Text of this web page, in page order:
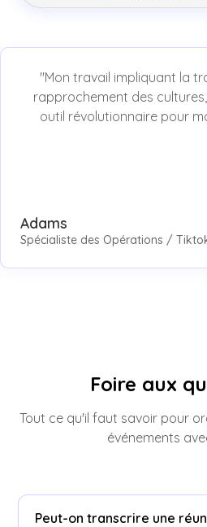
"Mon travail impliquant la
rapprochement des
outil révolutionnaire pour
Adams
Spécialiste des Opérations /
Foire aux
Tout ce qu'il faut savoir pour
événements
Peut-on transcrire une